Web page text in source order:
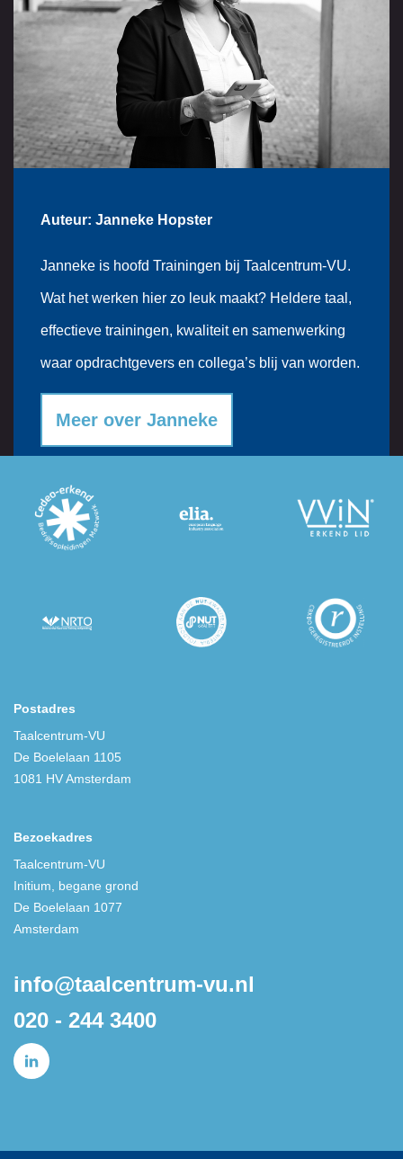
Auteur: Janneke Hopster
Janneke is hoofd Trainingen bij Taalcentrum-VU.
Wat het werken hier zo leuk maakt? Heldere taal,
effectieve trainingen, kwaliteit en samenwerking
waar opdrachtgevers en collega’s blij van worden.
Meer over Janneke
Postadres
Taalcentrum-VU
De Boelelaan 1105
1081 HV Amsterdam
Bezoekadres
Taalcentrum-VU
Initium, begane grond
De Boelelaan 1077
Amsterdam
info@taalcentrum-vu.nl
020 - 244 3400